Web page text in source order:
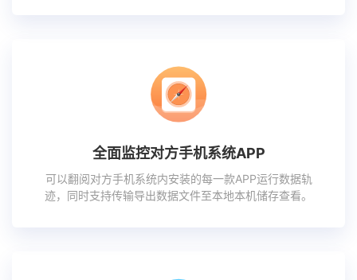
全面监控对方手机系统APP
可以翻阅对方手机系统内安装的每一款APP运行数据轨
迹，同时支持传输导出数据文件至本地本机储存查看。